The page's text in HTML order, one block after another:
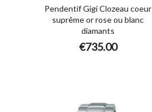
Pendentif Gigi Clozeau coeur
suprême or rose ou blanc
diamants
€735.00